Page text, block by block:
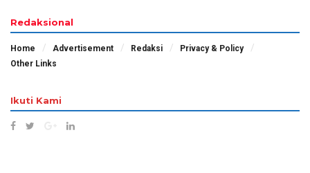
Redaksional
Home Advertisement Redaksi
Privacy & Policy
Other Links
Ikuti Kami